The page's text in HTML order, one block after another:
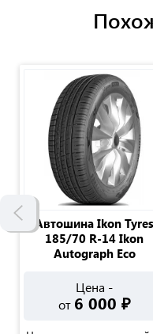
Автошина Ikon Tyres
185/70 R-14 Ikon
Autograph Eco
Цена -
от 6 000 ₽